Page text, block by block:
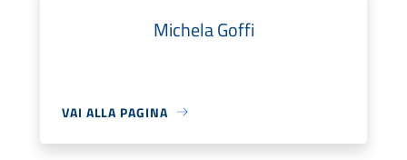
Michela Goffi
VAI ALLA PAGINA